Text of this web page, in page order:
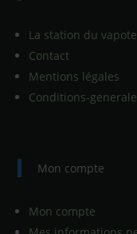
La station du
Contact
Mentions légales
Conditions-
Mon compte
Mon compte